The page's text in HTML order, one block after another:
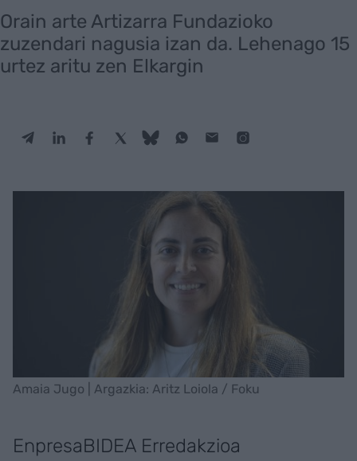
Orain arte Artizarra Fundazioko
zuzendari nagusia izan da. Lehenago 15
urtez aritu zen Elkargin
Amaia Jugo | Argazkia: Aritz Loiola / Foku
EnpresaBIDEA Erredakzioa